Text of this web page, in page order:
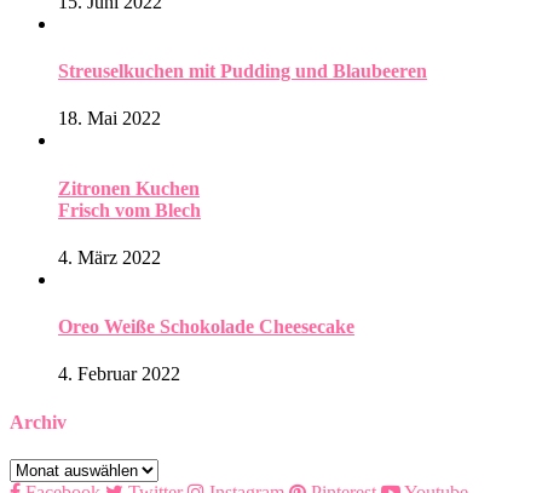
Streuselkuchen mit Pudding und Blaubeeren
18. Mai 2022
Zitronen Kuchen
Frisch vom Blech
4. März 2022
Oreo Weiße Schokolade Cheesecake
4. Februar 2022
Archiv
Archiv